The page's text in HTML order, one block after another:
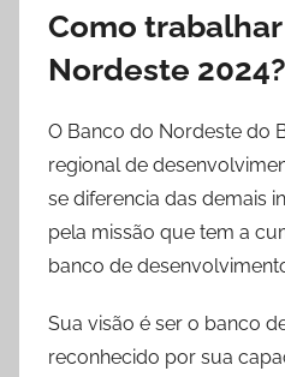
Como
Nordeste 2024?
O Banco do Nordeste do
regional de
se diferencia das demais
pela missão que tem a
banco de
Sua visão é ser o banco
reconhecido por sua